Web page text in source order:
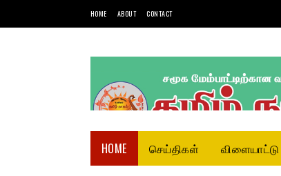
HOME ABOUT CONTACT
HOME செய்திகள் விளையாட்டு